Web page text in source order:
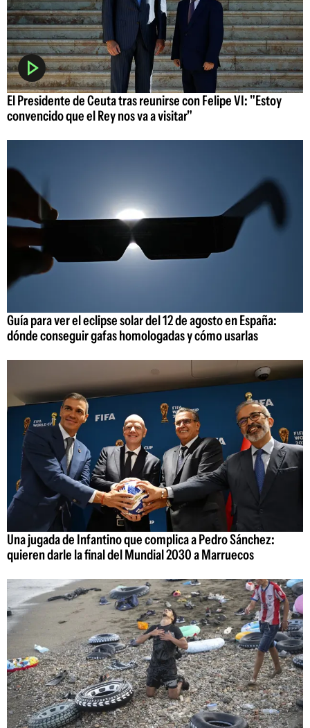
El Presidente de Ceuta tras reunirse con Felipe VI: "Estoy
convencido que el Rey nos va a visitar"
Guía para ver el eclipse solar del 12 de agosto en España:
dónde conseguir gafas homologadas y cómo usarlas
Una jugada de Infantino que complica a Pedro Sánchez:
quieren darle la final del Mundial 2030 a Marruecos